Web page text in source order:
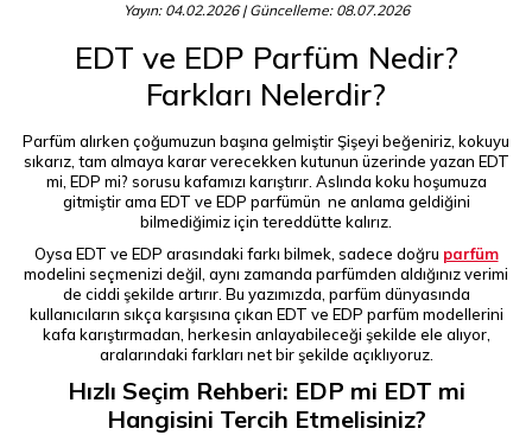
Yayın: 04.02.2026| Güncelleme: 08.07.2026
EDT ve EDP Parfüm Nedir?
Farkları Nelerdir?
Parfüm alırken çoğumuzun başına gelmiştir Şişeyi beğeniriz, kokuyu
sıkarız, tam almaya karar verecekken kutunun üzerinde yazan EDT
mi, EDP mi? sorusu kafamızı karıştırır. Aslında koku hoşumuza
gitmiştir ama EDT ve EDP parfümün ne anlama geldiğini
bilmediğimiz için tereddütte kalırız.
Oysa EDT ve EDP arasındaki farkı bilmek, sadece doğru parfüm
modelini seçmenizi değil, aynı zamanda parfümden aldığınız verimi
de ciddi şekilde artırır. Bu yazımızda, parfüm dünyasında
kullanıcıların sıkça karşısına çıkan EDT ve EDP parfüm modellerini
kafa karıştırmadan, herkesin anlayabileceği şekilde ele alıyor,
aralarındaki farkları net bir şekilde açıklıyoruz.
Hızlı Seçim Rehberi: EDP mi EDT mi
Hangisini Tercih Etmelisiniz?